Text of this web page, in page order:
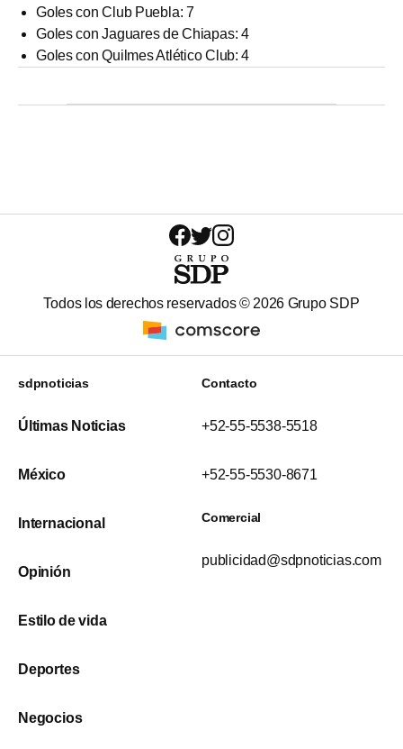
Goles con Club Puebla: 7
Goles con Jaguares de Chiapas: 4
Goles con Quilmes Atlético Club: 4
Todos los derechos reservados © 2026 Grupo SDP
sdpnoticias
Últimas Noticias
México
Internacional
Opinión
Estilo de vida
Deportes
Negocios
Contacto
+52-55-5538-5518
+52-55-5530-8671
Comercial
publicidad@sdpnoticias.com